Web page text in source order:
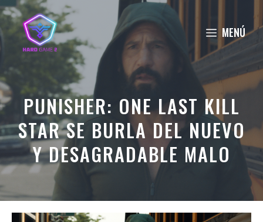
Saltar
contenido
MENÚ
PUNISHER: ONE LAST KILL
STAR SE BURLA DEL NUEVO
Y DESAGRADABLE MALO